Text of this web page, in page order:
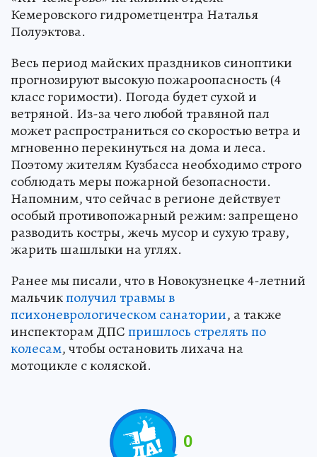
Кемеровского гидрометцентра Наталья
Полуэктова.
Весь период майских праздников синоптики
прогнозируют высокую пожароопасность (4
класс горимости). Погода будет сухой и
ветряной. Из-за чего любой травяной пал
может распространиться со скоростью ветра и
мгновенно перекинуться на дома и леса.
Поэтому жителям Кузбасса необходимо строго
соблюдать меры пожарной безопасности.
Напомним, что сейчас в регионе действует
особый противопожарный режим: запрещено
разводить костры, жечь мусор и сухую траву,
жарить шашлыки на углях.
Ранее мы писали, что в Новокузнецке 4-летний
мальчикполучил травмы в
психоневрологическом санатории, а также
инспекторам ДПСпришлось стрелять по
колесам, чтобы остановить лихача на
мотоцикле с коляской.
0